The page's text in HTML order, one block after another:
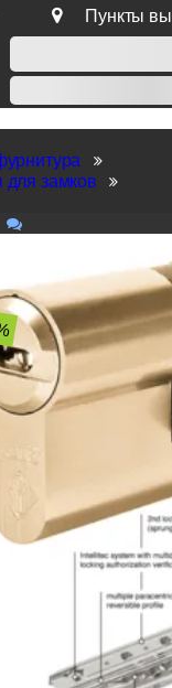
Пункты
руб продукции
замков